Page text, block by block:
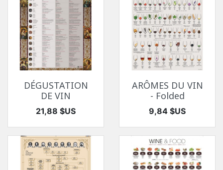
DÉGUSTATION
DE VIN
Prix
21,88 $US
ARÔMES DU VIN
- Folded
Prix
9,84 $US